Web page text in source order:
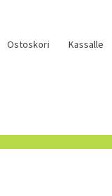
Ostoskori Kassalle